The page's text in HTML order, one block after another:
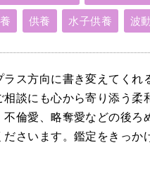
供養 水子供養 波
ス方向に書き変えてくれ
談にも心から寄り添う柔
倫愛、略奪愛などの後
さいます。鑑定をきっか